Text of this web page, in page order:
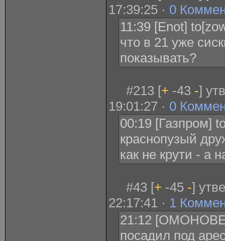
17:39:25 · 0
11:39 [Enot]
что в 21 уже
показывать?
#213 [+ -43 -]
19:01:27 · 0
00:19 [Газпром]
краснопузый
как не крути - а
#43 [+ -45 -]
22:17:41 · 1
21:12
посадил под